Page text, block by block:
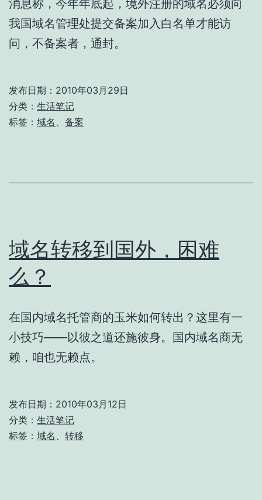
消息称，今年年底起，境外注册的域名必须向
我国域名管理处提交备案加入白名单才能访
问，不备案者，通封。
发布日期： 2010年03月29日
分类： 生活笔记
标签： 域名 备案
域名转移到国外，困难
么？
在国内域名托管商的玉米如何转出？这里有一
小技巧——以彼之道还施彼身。国内域名商无
赖，咱也无赖点。
发布日期： 2010年03月12日
分类： 生活笔记
标签： 域名 转移